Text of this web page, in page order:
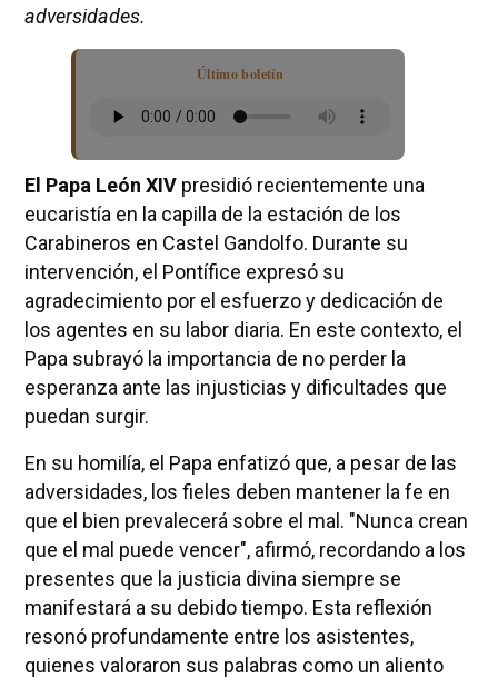
adversidades.
Último boletín
El Papa León XIVpresidió recientemente una
eucaristía en la capilla de la estación de los
Carabineros en Castel Gandolfo. Durante su
intervención, el Pontífice expresó su
agradecimiento por el esfuerzo y dedicación de
los agentes en su labor diaria. En este contexto, el
Papa subrayó la importancia de no perder la
esperanza ante las injusticias y dificultades que
puedan surgir.
En su homilía, el Papa enfatizó que, a pesar de las
adversidades, los fieles deben mantener la fe en
que el bien prevalecerá sobre el mal. "Nunca crean
que el mal puede vencer", afirmó, recordando a los
presentes que la justicia divina siempre se
manifestará a su debido tiempo. Esta reflexión
resonó profundamente entre los asistentes,
quienes valoraron sus palabras como un aliento